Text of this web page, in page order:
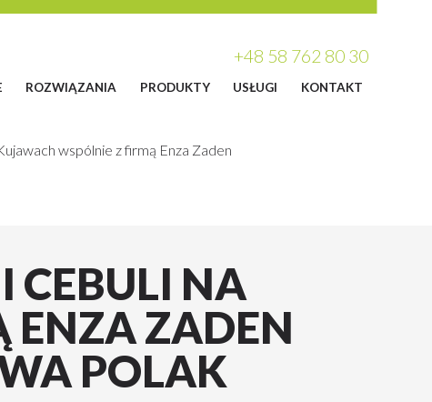
+48 58 762 80 30
ROZWIĄZANIA PRODUKTY USŁUGI KONTAKT
wspólnie z firmą Enza Zaden
CEBULI NA
ENZA ZADEN
POLAK